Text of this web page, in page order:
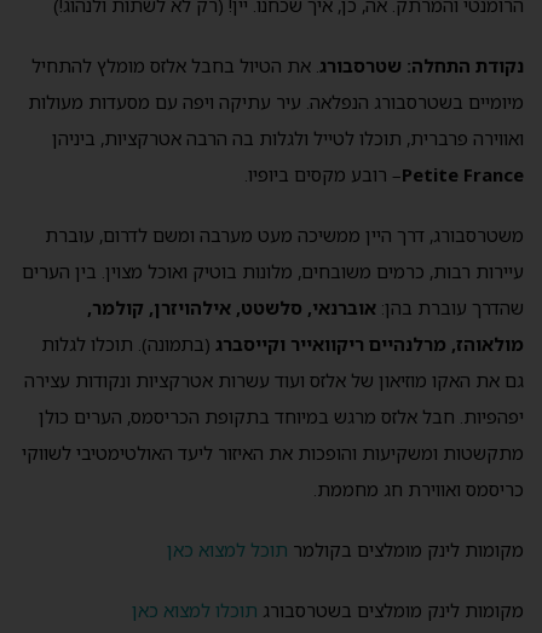
נקודת התחלה: שטרסבורג . את הטיול בחבל אלזס מומלץ להתחיל
מיומיים בשטרסבורג הנפלאה. עיר עתיקה ויפה עם מסעדות מעולות
ואווירה פרברית, תוכלו לטייל ולגלות בה הרבה אטרקציות, ביניהן
Petite France– רובע מקסים ביופיו.
משטרסבורג, דרך היין ממשיכה מעט מערבה ומשם לדרום, עוברת
עיירות רבות, כרמים משובחים, מלונות בוטיק ואוכל מצוין. בין הערים
שהדרך עוברת בהן: אוברנאי, סלשטט, אילהויזרן, קולמר,
מולאוהז, מרלנהיים ריקוואייר וקייסברג (בתמונה). תוכלו לגלות
גם את האקו מוזיאון של אלזס ועוד עשרות אטרקציות ונקודות עצירה
יפהפיות. חבל אלזס מרגש במיוחד בתקופת הכריסמס, הערים כולן
מתקשטות ומשקיעות והופכות את האיזור ליעד האולטימטיבי לשווקי
כריסמס ואווירת חג מחממת.
מקומות לינק מומלצים בקולמר תוכל למצוא כאן
מקומות לינק מומלצים בשטרסבורג תוכלו למצוא כאן